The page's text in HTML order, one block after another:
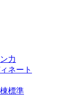
力
ネート
標準